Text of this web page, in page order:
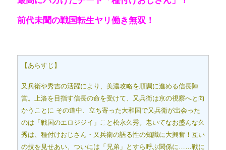
前代未聞の戦国転生ヤリ働き無双！
【あらすじ】
又兵衛や秀吉の活躍により、美濃攻略を順調に進める信長陣
営。上洛を目指す信長の命を受けて、又兵衛は京の視察へと向
かうことに その道中、立ち寄った大和国で又兵衛が出会った
のは「戦国のエロジジイ」こと松永久秀。老いてなお盛んな久
秀は、種付けおじさん・又兵衛の語る性の知識に大興奮！互い
の技を見せあい、ついには「兄弟」とすら呼ぶ関係に……戦に